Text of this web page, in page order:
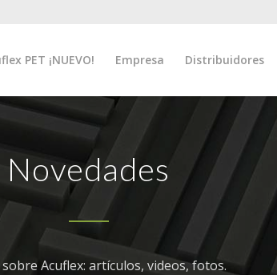
PET ¡NUEVO! Empresa Distribuidores
Novedades
Acuflex: artículos, videos, fotos.